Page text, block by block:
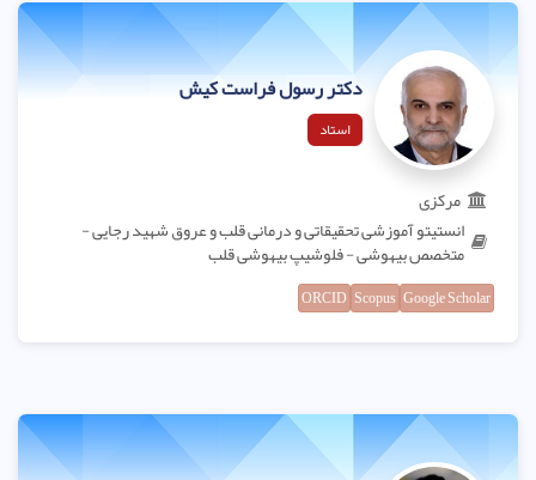
دکتر رسول فراست کیش
استاد
مرکزی
انستیتو آموزشی تحقیقاتی و درمانی قلب و عروق شهید رجایی -
متخصص بیهوشی - فلوشیپ بیهوشی قلب
Google Scholar
Scopus
ORCID